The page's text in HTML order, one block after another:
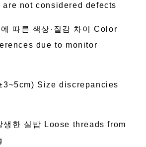
not considered defects
따른 색상·질감 차이 Color
due to monitor
Size discrepancies
생한 실밥 Loose threads from